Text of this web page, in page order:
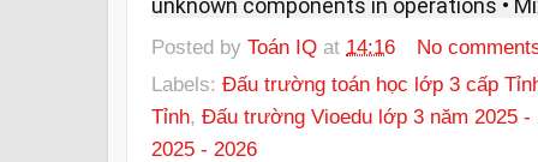
unknown components in operations •
Posted by Toán IQ at 14:16
No
Labels: Đấu trường toán học lớp 3 cấp
Tỉnh, Đấu trường Vioedu lớp 3 năm 2025 -
2025 - 2026